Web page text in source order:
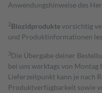
Anwendungshinweise des
2Biozidproduktevorsichtig
und Produktinformationen
3Die Übergabe deiner
bei uns werktags von Montag
Lieferzeitpunkt kann je nach
Produktverfügbarkeit sowie